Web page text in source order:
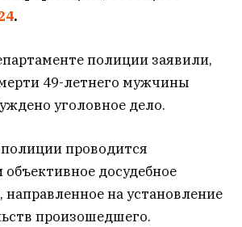
.
полиции заявили,
49-летнего мужчины
уголовное дело.
проводится
объективное досудебное
направленное на установление
произошедшего.